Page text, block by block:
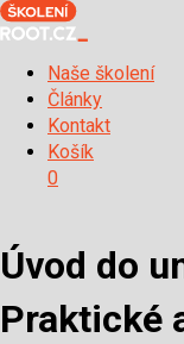
Naše školení
Články
Kontakt
Košík
0
Úvod do
Praktické